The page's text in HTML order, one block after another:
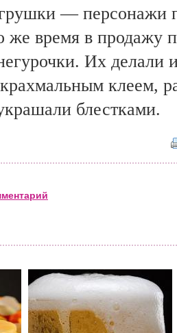
— персонажи
же время в продажу
Их делали
клеем,
блестками.